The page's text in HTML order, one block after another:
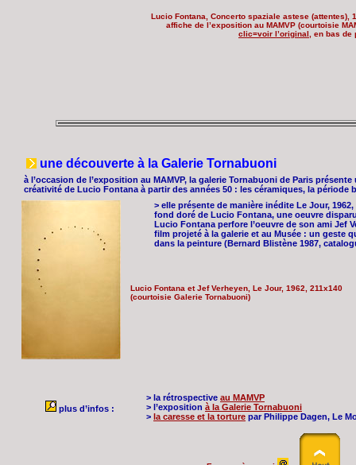
Lucio Fontana, Concerto spaziale astese (attentes),
affiche de l’exposition au MAMVP (courtoisie
clic=voir l’original , en bas de
une découverte à la Galerie Tornabuoni
à l’occasion de l’exposition au MAMVP, la galerie Tornabuoni de Paris
créativité de Lucio Fontana à partir des années 50 : les céramiques, la période
> elle présente de manière inédite Le Jour,
fond doré de Lucio Fontana, une oeuvre
Lucio Fontana perfore l’oeuvre de son ami Jef
film projeté à la galerie et au Musée : un geste
dans la peinture (Bernard Blistène 1987,
Lucio Fontana et Jef Verheyen, Le Jour, 1962, 211x140
(courtoisie Galerie Tornabuoni)
plus d’infos :
> la rétrospective au MAMVP
> l’exposition à la Galerie Tornabuoni
> la caresse et la torture par Philippe Dagen, Le